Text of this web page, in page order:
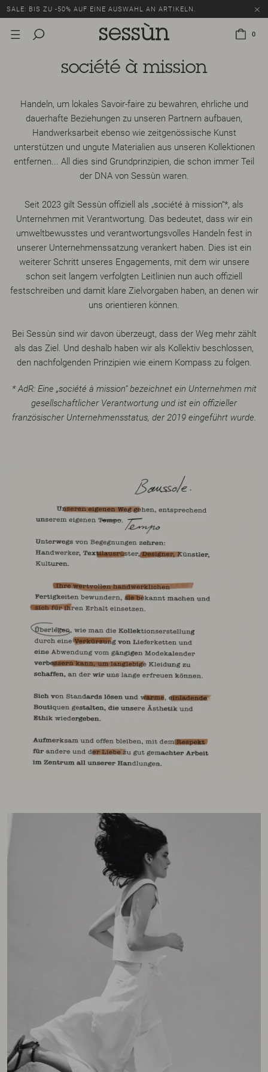
SALE: BIS ZU -50% AUF EINE AUSWAHL AN ARTIKELN.
0
société à mission
Handeln, um lokales Savoir-faire zu bewahren, ehrliche und
dauerhafte Beziehungen zu unseren Partnern aufbauen,
Handwerksarbeit ebenso wie zeitgenössische Kunst
unterstützen und ungute Materialien aus unseren Kollektionen
entfernen... All dies sind Grundprinzipien, die schon immer Teil
der DNA von Sessùn waren.
Seit 2023 gilt Sessùn offiziell als „société à mission“*, als
Unternehmen mit Verantwortung. Das bedeutet, dass wir ein
umweltbewusstes und verantwortungsvolles Handeln fest in
unserer Unternehmenssatzung verankert haben. Dies ist ein
weiterer Schritt unseres Engagements, mit dem wir unsere
schon seit langem verfolgten Leitlinien nun auch offiziell
festschreiben und damit klare Zielvorgaben haben, an denen wir
uns orientieren können.
Bei Sessùn sind wir davon überzeugt, dass der Weg mehr zählt
als das Ziel. Und deshalb haben wir als Kollektiv beschlossen,
den nachfolgenden Prinzipien wie einem Kompass zu folgen.
* AdR: Eine „société à mission“ bezeichnet ein Unternehmen mit
gesellschaftlicher Verantwortung und ist ein offizieller
französischer Unternehmensstatus, der 2019 eingeführt wurde.